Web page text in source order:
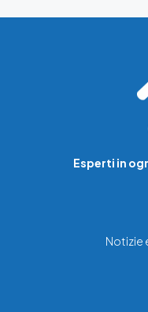
Esperti in
Notizie